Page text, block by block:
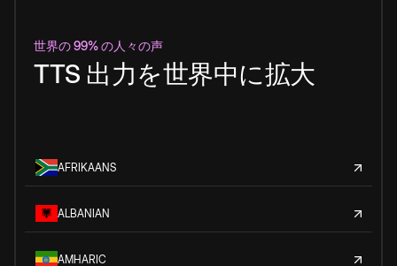
世界の 99% の人々の声
TTS 出力を世界中に拡大
AFRIKAANS
ALBANIAN
AMHARIC